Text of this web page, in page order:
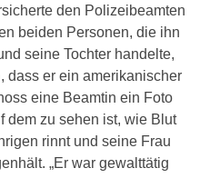
den Polizeibeamten
beiden Personen, die ihn
seine Tochter handelte,
dass er ein amerikanischer
eine Beamtin ein Foto
dem zu sehen ist, wie Blut
rinnt und seine Frau
„Er war gewalttätig